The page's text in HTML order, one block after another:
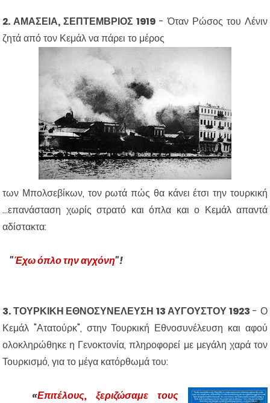
2. ΑΜΑΣΕΙΑ, ΣΕΠΤΕΜΒΡΙΟΣ 1919 - Όταν Ρώσος του Λένιν
ζητά από τον Κεμάλ να πάρει το μέρος
των Μπολσεβίκων, τον ρωτά πώς θα κάνει έτσι την τουρκική
...επανάσταση χωρίς στρατό και όπλα και ο Κεμάλ απαντά
αδίστακτα:
"Έχω όπλο την αγχόνη"!
3. ΤΟΥΡΚΙΚΗ ΕΘΝΟΣΥΝΕΛΕΥΣΗ 13 ΑΥΓΟΥΣΤΟΥ 1923 -Ο
Κεμάλ "Ατατούρκ", στην Τουρκική Εθνοσυνέλευση και αφού
ολοκληρώθηκε η Γενοκτονία, πληροφορεί με μεγάλη χαρά τον
Τουρκισμό, για το μέγα κατόρθωμά του:
«Επιτέλους, ξεριζώσαμε τους